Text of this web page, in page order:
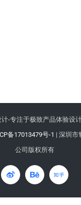
计-专注于极致产品体验设
备17013479号-1 | 深圳市
公司版权所有
微
博
Behance
知
乎